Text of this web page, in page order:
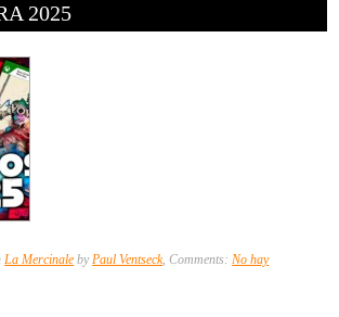
2025
La Mercinale byPaul Ventseck, Comments:No hay